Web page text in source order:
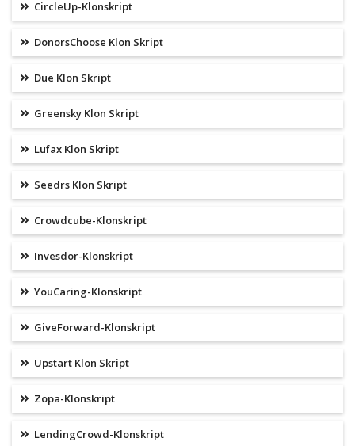
CircleUp-Klonskript
DonorsChoose Klon Skript
Due Klon Skript
Greensky Klon Skript
Lufax Klon Skript
Seedrs Klon Skript
Crowdcube-Klonskript
Invesdor-Klonskript
YouCaring-Klonskript
GiveForward-Klonskript
Upstart Klon Skript
Zopa-Klonskript
LendingCrowd-Klonskript